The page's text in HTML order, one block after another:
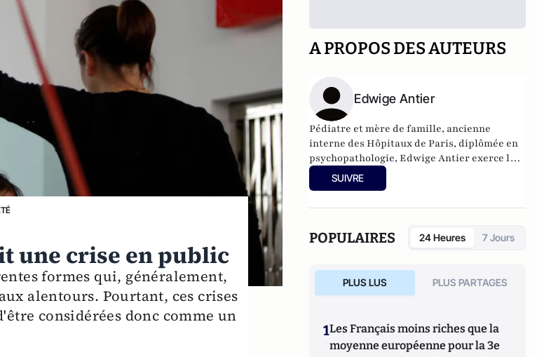
une crise en public
formes qui, généralement,
alentours. Pourtant, ces crises
considérées donc comme un
A PROPOS DES AUTEURS
Edwige Antier
Pédiatre et mère de famille, ancienne
interne des Hôpitaux de Paris, diplômée en
psychopathologie, Edwige Antier exerce la
pédiatrie depuis trente ans. Connue pour
son travail de députée à l'Assemblé
châtiments corporels et a contribué à
l'élaboration de la loi contre la violence faite
ouvrages, dontL’Enfant de l’Autre(2003,
Robert Laffont)et Sois poli, dis merci(à
septembre 2014), et exerce la pédiatrie à
Paris.
SUIVRE
POPULAIRES 24 Heures 7 Jours
PLUS LUS PLUS PARTAGES
1Les Français moins riches que la
moyenne européenne pour la 3e